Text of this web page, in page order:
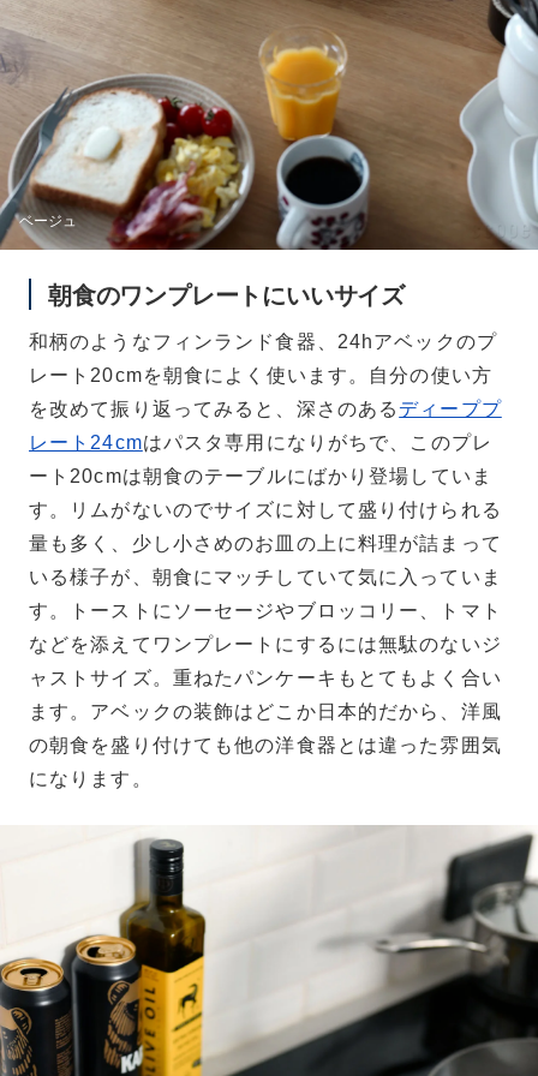
ベージュ
朝食のワンプレートにいいサイズ
和柄のようなフィンランド食器、24hアベックのプ
レート20cmを朝食によく使います。自分の使い方
を改めて振り返ってみると、深さのある ディーププ
レート24cmはパスタ専用になりがちで、このプレ
ート20cmは朝食のテーブルにばかり登場していま
す。リムがないのでサイズに対して盛り付けられる
量も多く、少し小さめのお皿の上に料理が詰まって
いる様子が、朝食にマッチしていて気に入っていま
す。トーストにソーセージやブロッコリー、トマト
などを添えてワンプレートにするには無駄のないジ
ャストサイズ。重ねたパンケーキもとてもよく合い
ます。アベックの装飾はどこか日本的だから、洋風
の朝食を盛り付けても他の洋食器とは違った雰囲気
になります。